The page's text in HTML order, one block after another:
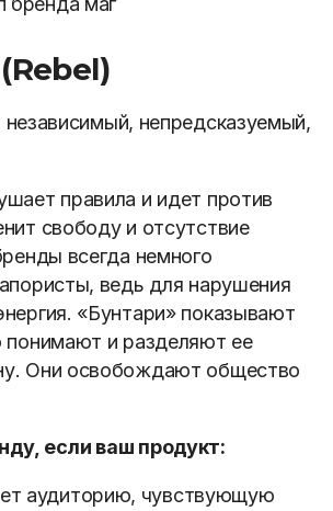
независимый, непредсказуемый,
правила и идет против
свободу и отсутствие
всегда немного
ведь для нарушения
«Бунтари» показывают
понимают и разделяют ее
Они освобождают общество
если ваш продукт:
аудиторию, чувствующую